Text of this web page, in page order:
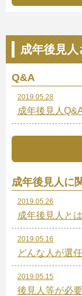
成年後見
Q&A
2019.05.28
成年後見人
成年後見人に
2019.05.26
成年後見人とは
2019.05.16
どんな人が選
2019.05.15
後見人等が必